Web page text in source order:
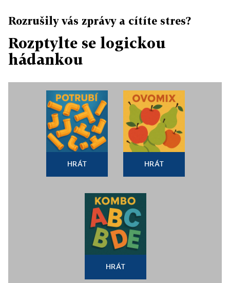
Rozrušily vás zprávy a cítíte stres?
Rozptylte se logickou
hádankou
HRÁT HRÁT
HRÁT